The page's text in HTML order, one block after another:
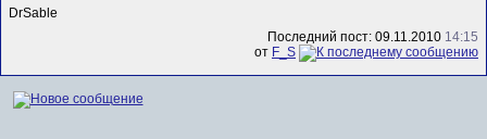
DrSable
Последний пост: 09.11.2010 14:15
от F_S